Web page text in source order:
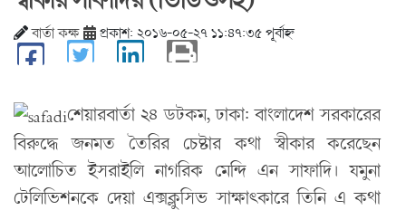
বার্তা কক্ষ প্রকাশ: ২০১৬-০৫-২৭ ১১:৪৭:৩৫ পূর্বাহ্ন
শেয়ারবার্তা ২৪ ডটকম, ঢাকা: বাংলাদেশ সরকারের
বিরুদ্ধে জনমত তৈরির চেষ্টার কথা স্বীকার করেছেন
আলোচিত ইসরাইলি নাগরিক মেন্দি এন সাফাদি। যমুনা
টেলিভিশনকে দেয়া এক্সক্লুসিভ সাক্ষাৎকারে তিনি এ কথা